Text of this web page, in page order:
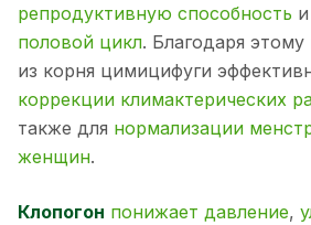
репродуктивную способность и
половой цикл. Благодаря
из корня цимицифуги
коррекции климактерических
также для нормализации
женщин.
Клопогон понижает давление,